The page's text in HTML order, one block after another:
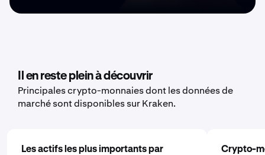
Il en reste plein à découvrir
Principales crypto-monnaies dont les données de
marché sont disponibles sur Kraken.
Les actifs les plus importants par
Crypto-